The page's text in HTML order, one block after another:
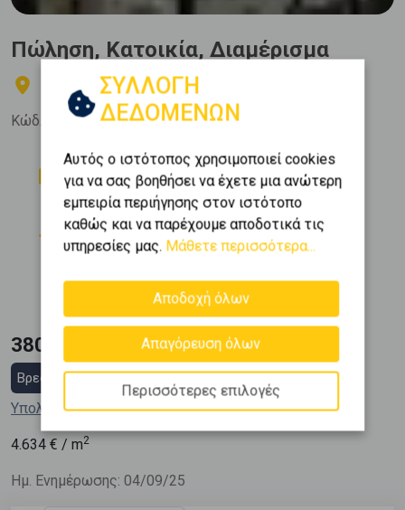
Πώληση, Κατοικία, Διαμέρισμα
Γλυφάδα - Τερψιθέα
Κώδ. Ακινήτου:13280
Δωμάτια
2
Μπάνια
1
Όροφος
4 (4ος)
Θέση Στάθμευσης
1
1991
380.000 €
Βρες στεγαστικό δάνειο
Υπολόγισε τη δόση μου
4.634 € / m2
Ημ. Ενημέρωσης: 04/09/25
ΣΥΛΛΟΓΗ
ΔΕΔΟΜΕΝΩΝ
Αυτός ο ιστότοπος χρησιμοποιεί cookies
για να σας βοηθήσει να έχετε μια ανώτερη
εμπειρία περιήγησης στον ιστότοπο
καθώς και να παρέχουμε αποδοτικά τις
υπηρεσίες μας. Μάθετε περισσότερα...
Αποδοχή όλων
Απαγόρευση όλων
Περισσότερες επιλογές